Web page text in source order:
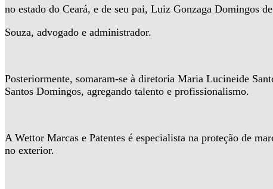
no estado do Ceará, e de seu pai, Luiz Gonzaga Domingos de
Souza, advogado e administrador.
Posteriormente, somaram-se à diretoria Maria Lucineide
Santos Domingos, agregando talento e profissionalismo.
A Wettor Marcas e Patentes é especialista na proteção de
no exterior.